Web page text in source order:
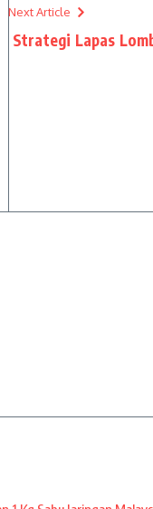
Next Article
Strategi Lapas